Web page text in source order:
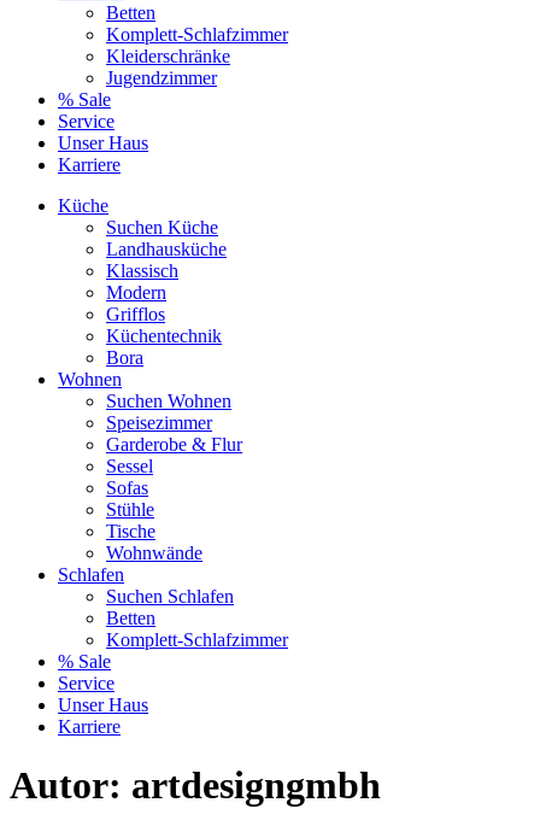
Betten
Komplett-Schlafzimmer
Kleiderschränke
Jugendzimmer
% Sale
Service
Unser Haus
Karriere
Küche
Suchen Küche
Landhausküche
Klassisch
Modern
Grifflos
Küchentechnik
Bora
Wohnen
Suchen Wohnen
Speisezimmer
Garderobe & Flur
Sessel
Sofas
Stühle
Tische
Wohnwände
Schlafen
Suchen Schlafen
Betten
Komplett-Schlafzimmer
% Sale
Service
Unser Haus
Karriere
Autor: artdesigngmbh